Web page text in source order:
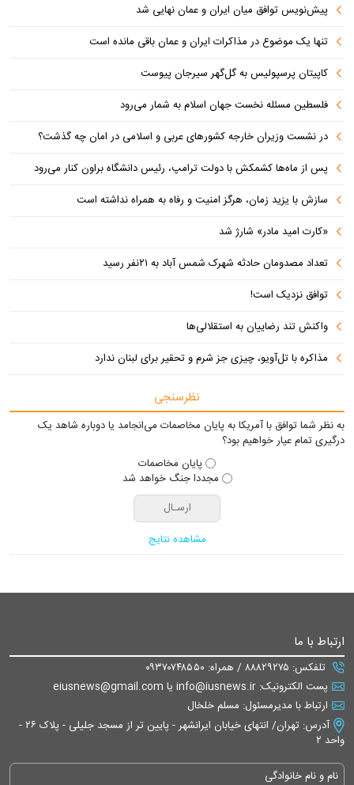
پیش‌نویس توافق میان ایران و عمان نهایی شد
تنها یک موضوع در مذاکرات ایران و عمان باقی مانده است
کاپیتان پرسپولیس به گل‌گهر سیرجان پیوست
فلسطین مسئله نخست جهان اسلام به شمار می‌رود
در نشست وزیران خارجه کشورهای عربی و اسلامی در امان چه گذشت؟
پس از ماه‌ها کشمکش با دولت ترامپ، رئیس دانشگاه براون کنار می‌رود
سازش با یزید زمان، هرگز امنیت و رفاه به همراه نداشته است
«کارت امید مادر» شارژ شد
تعداد مصدومان حادثه شهرک شمس آباد به ۲۱نفر رسید
توافق نزدیک است!
واکنش تند رضاییان به استقلالی‌ها
مذاکره با تل‌آویو، چیزی جز شرم و تحقیر برای لبنان ندارد
نظرسنجی
به نظر شما توافق با آمریکا به پایان مخاصمات می‌انجامد یا دوباره شاهد یک
درگیری تمام عیار خواهیم بود؟
پایان مخاصمات
مجددا جنگ خواهد شد
مشاهده نتایج
ارتباط با ما
تلفکس: ۸۸۸۲۹۲۷۵ / همراه: ۰۹۳۷۰۷۴۸۵۵۰
پست الکترونیک: info@iusnews.ir یا eiusnews@gmail.com
ارتباط با مدیرمسئول: مسلم خلخال
آدرس: تهران/ انتهای خیابان ایرانشهر - پایین تر از مسجد جلیلی - پلاک ۲۶ -
واحد ۲